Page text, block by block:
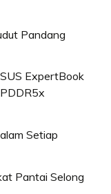
Pandang
ExpertBook
Setiap
Pantai Selong